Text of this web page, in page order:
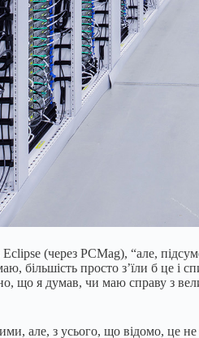
(через PCMag), “але,
більшість просто з’їли б це
що я думав, чи маю справу з
але, з усього, що відомо, це не